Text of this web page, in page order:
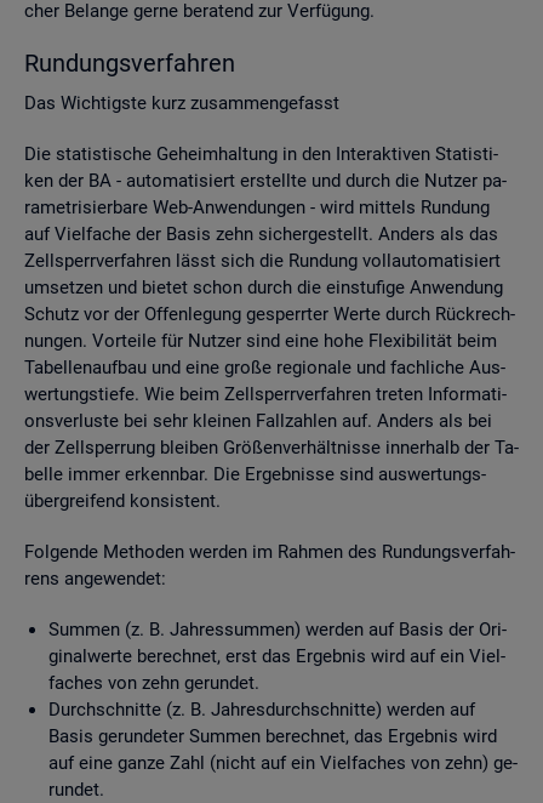
cher Be­lan­ge gerne be­ra­tend zur Ver­fü­gung.
Run­dungs­ver­fah­ren
Das Wich­tigs­te kurz zu­sam­men­ge­fasst
Die sta­tis­ti­sche Ge­heim­hal­tung in den In­ter­ak­ti­ven Sta­tis­ti­
ken der BA - au­to­ma­ti­siert er­stell­te und durch die Nut­zer pa­
ra­me­tri­sier­ba­re Web-An­wen­dun­gen - wird mit­tels Run­dung
auf Viel­fa­che der Basis zehn si­cher­ge­stellt. An­ders als das
Zell­sperr­ver­fah­ren lässt sich die Run­dung voll­au­to­ma­ti­siert
um­set­zen und bie­tet schon durch die ein­stu­fi­ge An­wen­dung
Schutz vor der Of­fen­le­gung ge­sperr­ter Werte durch Rück­rech­
nun­gen. Vor­tei­le für Nut­zer sind eine hohe Fle­xi­bi­li­tät beim
Ta­bel­len­auf­bau und eine große re­gio­na­le und fach­li­che Aus­
wer­tungs­tie­fe. Wie beim Zell­sperr­ver­fah­ren tre­ten In­for­ma­ti­
ons­ver­lus­te bei sehr klei­nen Fall­zah­len auf. An­ders als bei
der Zell­sper­rung blei­ben Grö­ßen­ver­hält­nis­se in­ner­halb der Ta­
bel­le immer er­kenn­bar. Die Er­geb­nis­se sind aus­wer­tungs­
über­grei­fend kon­sis­tent.
Fol­gen­de Me­tho­den wer­den im Rah­men des Run­dungs­ver­fah­
rens an­ge­wen­det:
Sum­men (z. B. Jah­res­sum­men) wer­den auf Basis der Ori­
gi­nal­wer­te be­rech­net, erst das Er­geb­nis wird auf ein Viel­
fa­ches von zehn ge­run­det.
Durch­schnit­te (z. B. Jah­res­durch­schnit­te) wer­den auf
Basis ge­run­de­ter Sum­men be­rech­net, das Er­geb­nis wird
auf eine ganze Zahl (nicht auf ein Viel­fa­ches von zehn) ge­
run­det.